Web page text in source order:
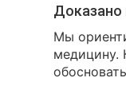
Доказано
Мы
медицину.